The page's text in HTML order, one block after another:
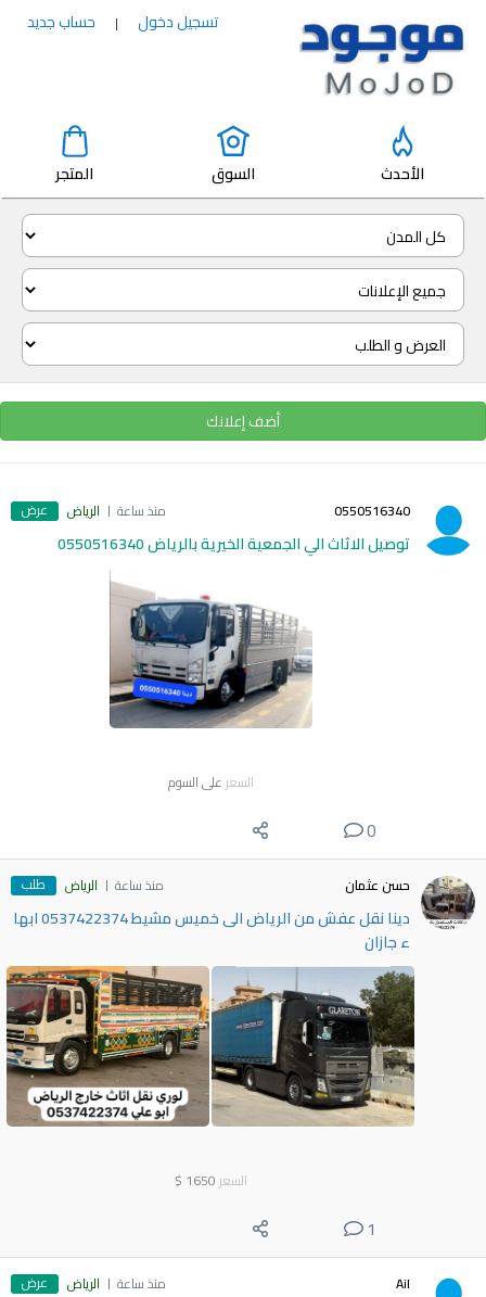
تسجيل دخول | حساب جديد
الأحدث السوق المتجر
أضف إعلانك
0550516340 منذ ساعة الرياض عرض
توصيل الاثاث الي الجمعية الخيرية بالرياض 0550516340
السعر على السوم
0
حسن عثمان منذ ساعة الرياض طلب
دينا نقل عفش من الرياض الى خميس مشيط 0537422374 ابها
ء جازان
السعر 1650
$
1
Ail منذ ساعة الرياض عرض